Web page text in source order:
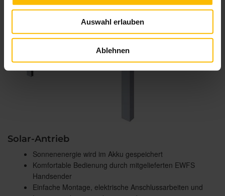
Auswahl erlauben
Ablehnen
Solar-Antrieb
Sonnenenergie wird im Akku gespeichert
Komfortable Bedienung durch mitgelieferten EWFS
Handsender
Einfache Montage, elektrische Anschlussarbeiten und